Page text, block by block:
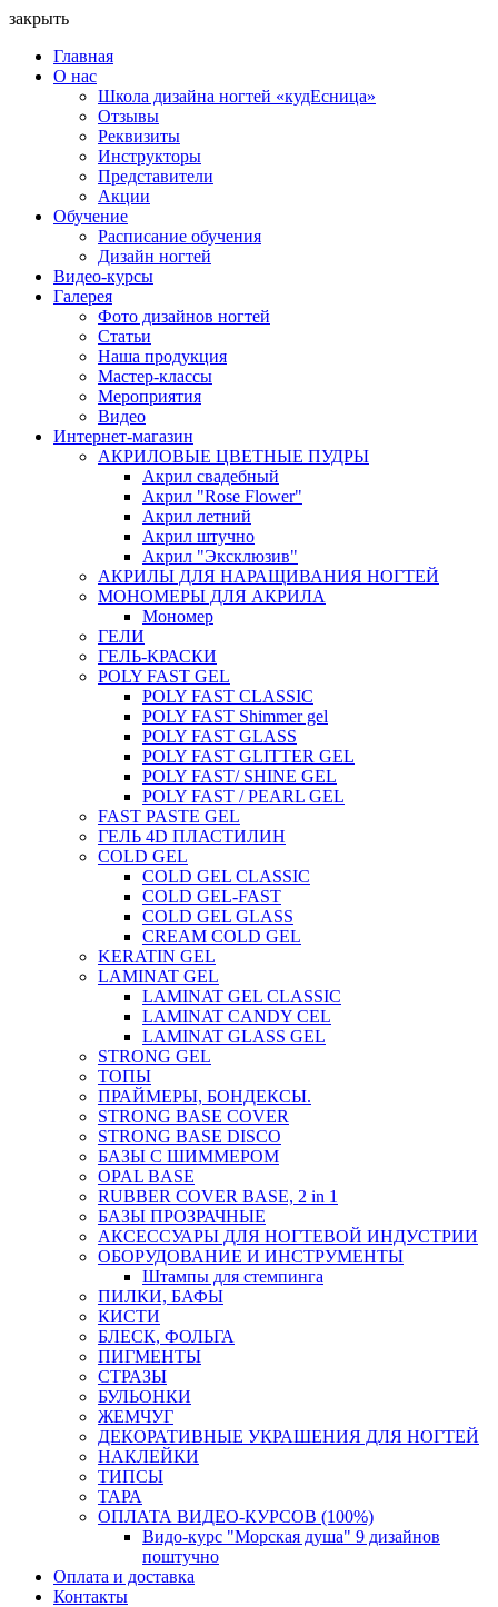
закрыть
Главная
О нас
Школа дизайна ногтей «кудЕсница»
Отзывы
Реквизиты
Инструкторы
Представители
Акции
Обучение
Расписание обучения
Дизайн ногтей
Видео-курсы
Галерея
Фото дизайнов ногтей
Статьи
Наша продукция
Мастер-классы
Мероприятия
Видео
Интернет-магазин
АКРИЛОВЫЕ ЦВЕТНЫЕ ПУДРЫ
Акрил свадебный
Акрил "Rose Flower"
Акрил летний
Акрил штучно
Акрил "Эксклюзив"
АКРИЛЫ ДЛЯ НАРАЩИВАНИЯ НОГТЕЙ
МОНОМЕРЫ ДЛЯ АКРИЛА
Мономер
ГЕЛИ
ГЕЛЬ-КРАСКИ
POLY FAST GEL
POLY FAST CLASSIC
POLY FAST Shimmer gel
POLY FAST GLASS
POLY FAST GLITTER GEL
POLY FAST/ SHINE GEL
POLY FAST / PEARL GEL
FAST PASTE GEL
ГЕЛЬ 4D ПЛАСТИЛИН
COLD GEL
COLD GEL CLASSIC
COLD GEL-FAST
COLD GEL GLASS
CREAM COLD GEL
KERATIN GEL
LAMINAT GEL
LAMINAT GEL CLASSIС
LAMINAT CANDY CEL
LAMINAT GLASS GEL
STRONG GEL
ТОПЫ
ПРАЙМЕРЫ, БОНДЕКСЫ.
STRONG BASE COVER
STRONG BASE DISCO
БАЗЫ С ШИММЕРОМ
OPAL BASE
RUBBER COVER BASE, 2 in 1
БАЗЫ ПРОЗРАЧНЫЕ
АКСЕССУАРЫ ДЛЯ НОГТЕВОЙ ИНДУСТРИИ
ОБОРУДОВАНИЕ И ИНСТРУМЕНТЫ
Штампы для стемпинга
ПИЛКИ, БАФЫ
КИСТИ
БЛЕСК, ФОЛЬГА
ПИГМЕНТЫ
СТРАЗЫ
БУЛЬОНКИ
ЖЕМЧУГ
ДЕКОРАТИВНЫЕ УКРАШЕНИЯ ДЛЯ НОГТЕЙ
НАКЛЕЙКИ
ТИПСЫ
ТАРА
ОПЛАТА ВИДЕО-КУРСОВ (100%)
Видо-курс "Морская душа" 9 дизайнов
поштучно
Оплата и доставка
Контакты